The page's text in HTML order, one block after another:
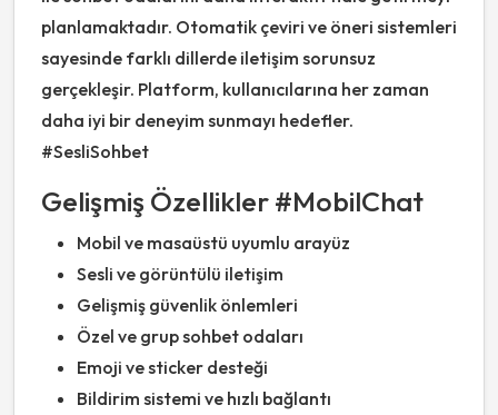
planlamaktadır. Otomatik çeviri ve öneri sistemleri
sayesinde farklı dillerde iletişim sorunsuz
gerçekleşir. Platform, kullanıcılarına her zaman
daha iyi bir deneyim sunmayı hedefler.
#SesliSohbet
Gelişmiş Özellikler #MobilChat
Mobil ve masaüstü uyumlu arayüz
Sesli ve görüntülü iletişim
Gelişmiş güvenlik önlemleri
Özel ve grup sohbet odaları
Emoji ve sticker desteği
Bildirim sistemi ve hızlı bağlantı